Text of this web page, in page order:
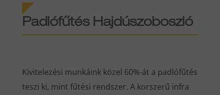
Padlófűtés Hajdúszoboszló
Kivitelezési munkáink közel 60%-át a padlófűtés
teszi ki, mint fűtési rendszer. A korszerű infra